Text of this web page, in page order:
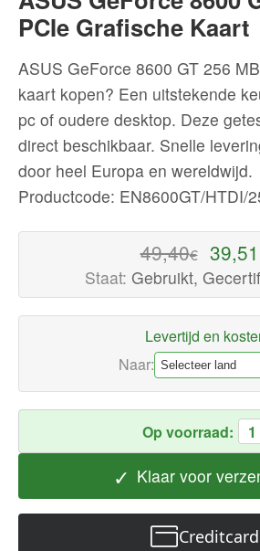
8600
GT
256
MB
PCIe
Grafische
Kaart
-
Hoogwaardige
Computeronderdelen
beschikbaar
met
PCIe Grafische Kaart
ASUS GeForce 8600 GT 256
kaart kopen? Een uitstekende
pc of oudere desktop. Deze
direct beschikbaar. Snelle
door heel Europa en wereldwijd.
Productcode: EN8600GT/HTDI/
49,40€ 39,51
Staat: Gebruikt,
Levertijd en
Naar:
Op voorraad: 1
✓ Klaar voor
Creditcard